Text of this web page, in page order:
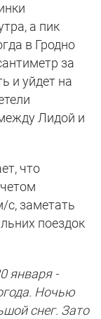
а пик
в Гродно
за
и уйдет на
Лидой и
что
заметать
поездок
января -
Ночью
снег. Зато